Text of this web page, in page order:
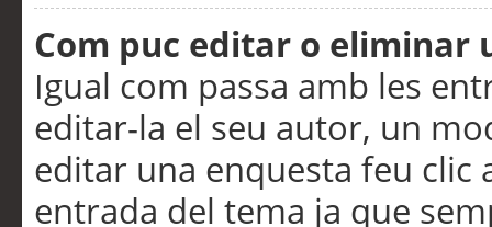
Com puc editar o eliminar
Igual com passa amb les
editar-la el seu autor, un
editar una enquesta feu clic
entrada del tema ja que